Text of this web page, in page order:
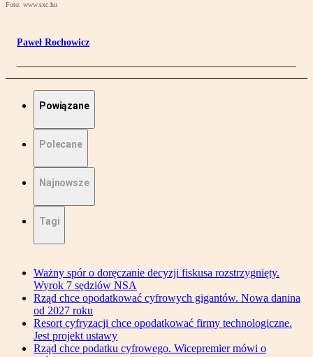
Foto: www.sxc.hu
Paweł Rochowicz
Powiązane
Polecane
Najnowsze
Tagi
Ważny spór o doręczanie decyzji fiskusa rozstrzygnięty.
Wyrok 7 sędziów NSA
Rząd chce opodatkować cyfrowych gigantów. Nowa danina
od 2027 roku
Resort cyfryzacji chce opodatkować firmy technologiczne.
Jest projekt ustawy
Rząd chce podatku cyfrowego. Wicepremier mówi o